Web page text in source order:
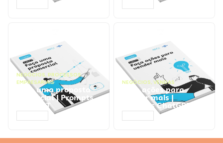
NEGÓCIOS, PROCESSOS
EMPRESARIAIS
Faça uma proposta
comercial | Prompts
ChatGPT
NEGÓCIOS, VENDAS
Faça ações para
vender mais |
Prompts ChatGPT